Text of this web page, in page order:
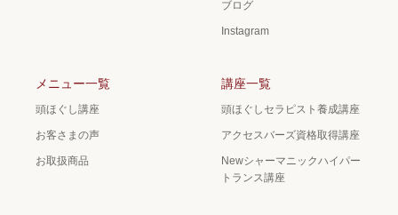
ブログ
Instagram
メニュー一覧
頭ほぐし講座
お客さまの声
お取扱商品
講座一覧
頭ほぐしセラピスト養成講座
アクセスバーズ資格取得講座
Newシャーマニックハイパー
トランス講座